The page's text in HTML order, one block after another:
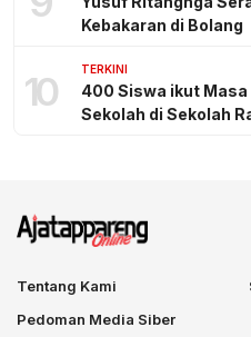
Kebakaran di Bolang
10 TERKINI
400 Siswa ikut
Sekolah di Sekolah
Tentang Kami
Pedoman Media Siber